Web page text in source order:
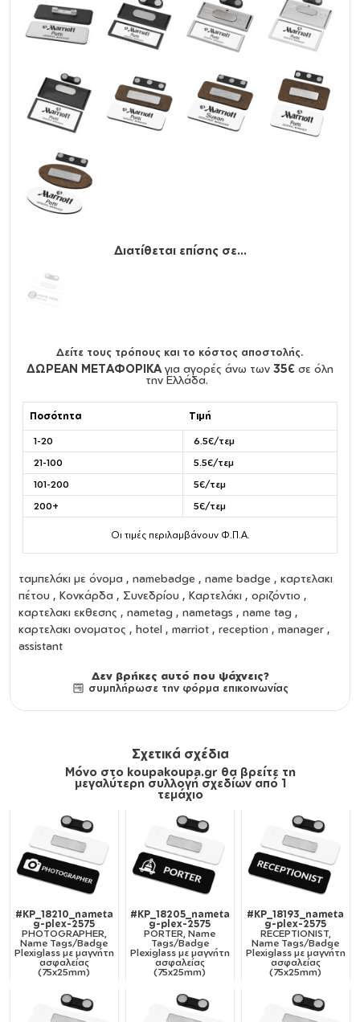
Διατίθεται επίσης σε...
Δείτε τους τρόπους και το κόστος αποστολής.
ΔΩΡΕΑΝ ΜΕΤΑΦΟΡΙΚΑγια αγορές άνω των 35€ σε όλη
την Ελλάδα.
Ποσότητα Τιμή
1-20
6.5€/τεμ
21-100
5.5€/τεμ
101-200
5€/τεμ
200+
5€/τεμ
Οι τιμές περιλαμβάνουν Φ.Π.Α.
ταμπελάκι με όνομα , namebadge , name badge , καρτελακι
πέτου , Κονκάρδα , Συνεδρίου , Καρτελάκι , οριζόντιο ,
καρτελακι εκθεσης , nametag , nametags , name tag ,
καρτελακι ονοματος , hotel , marriot , reception , manager ,
assistant
Δεν βρήκες αυτό που ψάχνεις?
συμπλήρωσε την φόρμα επικοινωνίας
Σχετικά σχέδια
Μόνο στο koupakoupa.gr θα βρείτε τη
μεγαλύτερη συλλογή σχεδίων από 1
τεμάχιο
#KP_18210_nameta
g-plex-2575
PHOTOGRAPHER,
Name Tags/Badge
Plexiglass με μαγνήτη
ασφαλείας
(75x25mm)
#KP_18205_nameta
g-plex-2575
PORTER, Name
Tags/Badge
Plexiglass με μαγνήτη
ασφαλείας
(75x25mm)
#KP_18193_nameta
g-plex-2575
RECEPTIONIST,
Name Tags/Badge
Plexiglass με μαγνήτη
ασφαλείας
(75x25mm)